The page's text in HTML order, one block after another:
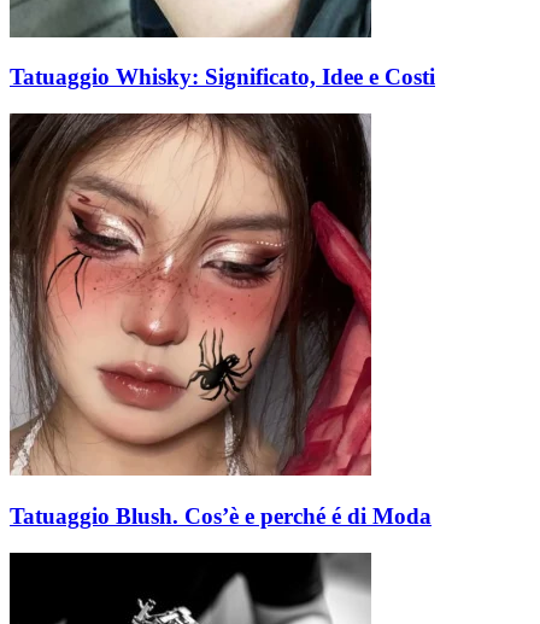
Tatuaggio Whisky: Significato, Idee e Costi
Tatuaggio Blush. Cos’è e perché é di Moda